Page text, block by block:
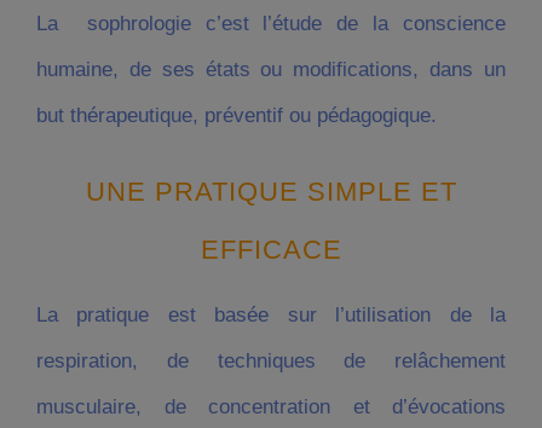
La sophrologie c’est l’étude de la conscience
humaine, de ses états ou modifications, dans un
but thérapeutique, préventif ou pédagogique.
UNE PRATIQUE SIMPLE ET
EFFICACE
La pratique est basée sur l’utilisation de la
respiration, de techniques de relâchement
musculaire, de concentration et d’évocations